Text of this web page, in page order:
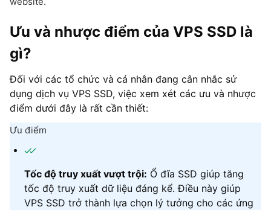
Ưu và nhược điểm của VPS SSD là
gì?
Đối với các tổ chức và cá nhân đang cân nhắc sử
dụng dịch vụ VPS SSD, việc xem xét các ưu và nhược
điểm dưới đây là rất cần thiết:
Ưu điểm
Tốc độ truy xuất vượt trội: Ổ đĩa SSD giúp tăng
tốc độ truy xuất dữ liệu đáng kể. Điều này giúp
VPS SSD trở thành lựa chọn lý tưởng cho các ứng